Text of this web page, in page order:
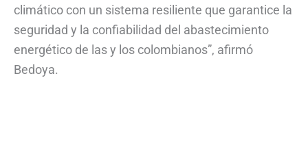
climático con un sistema resiliente que garantice la
seguridad y la confiabilidad del abastecimiento
energético de las y los colombianos”, afirmó
Bedoya.